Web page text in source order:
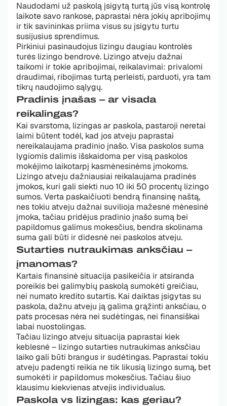
Naudodami už paskolą įsigytą turtą jūs visą kontrolę
laikote savo rankose, paprastai nėra jokių apribojimų
ir tik savininkas priima visus su įsigytu turtu
susijusius sprendimus.
Pirkiniui pasinaudojus lizingu daugiau kontrolės
turės lizingo bendrovė. Lizingo atveju dažnai
taikomi ir tokie apribojimai, reikalavimai: privalomi
draudimai, ribojimas turtą perleisti, parduoti, yra tam
tikrų naudojimo sąlygų.
Pradinis įnašas – ar visada
reikalingas?
Kai svarstoma, lizingas ar paskola, pastaroji neretai
laimi būtent todėl, kad jos atveju paprastai
nereikalaujama pradinio įnašo. Visa paskolos suma
lygiomis dalimis išskaidoma per visą paskolos
mokėjimo laikotarpį kasmėnesinėms įmokoms.
Lizingo atveju dažniausiai reikalaujama pradinės
įmokos, kuri gali siekti nuo 10 iki 50 procentų lizingo
sumos. Verta paskaičiuoti bendrą finansinę naštą,
nes tokiu atveju dažnai suvilioja mažesnė mėnesinė
įmoka, tačiau pridėjus pradinio įnašo sumą bei
papildomus galimus mokesčius, bendra skolinama
suma gali būti ir didesnė nei paskolos atveju.
Sutarties nutraukimas anksčiau –
įmanomas?
Kartais finansinė situacija pasikeičia ir atsiranda
poreikis bei galimybių paskolą sumokėti greičiau,
nei numato kredito sutartis. Kai daiktas įsigytas su
paskola, dažnu atveju ją galima grąžinti anksčiau, o
pats procesas nėra nei sudėtingas, nei finansiškai
labai nuostolingas.
Tačiau lizingo atveju situacija paprastai kiek
keblesnė – lizingo sutarties nutraukimas anksčiau
laiko gali būti brangus ir sudėtingas. Paprastai tokiu
atveju padengti reikia ne tik likusią lizingo sumą, bet
sumokėti ir papildomus mokesčius. Tačiau šiuo
klausimu kiekvienas atvejis individualus.
Paskola vs lizingas: kas geriau?